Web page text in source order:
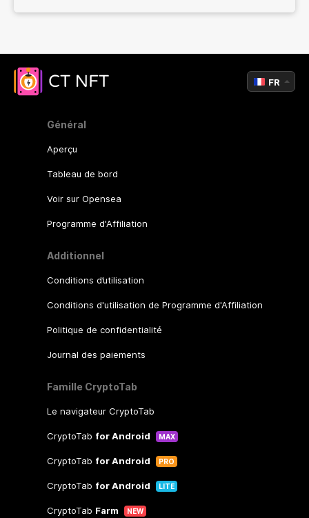
Général
Aperçu
Tableau de bord
Voir sur Opensea
Programme d'Affiliation
Additionnel
Conditions d’utilisation
Conditions d'utilisation de Programme d'Affiliation
Politique de confidentialité
Journal des paiements
Famille CryptoTab
Le navigateur CryptoTab
CryptoTab for Android MAX
CryptoTab for Android PRO
CryptoTab for Android LITE
CryptoTab Farm NEW
FR